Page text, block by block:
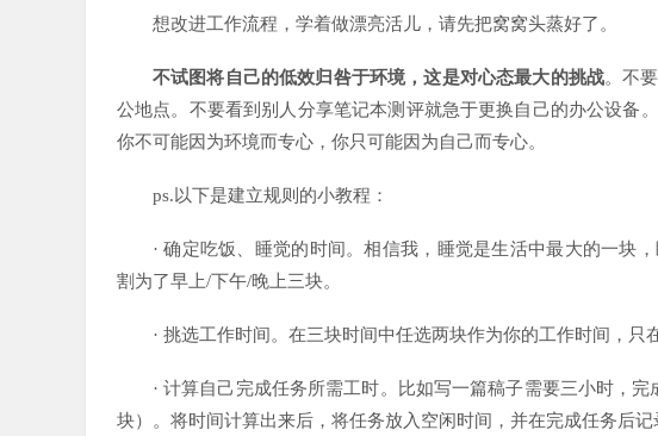
想改进工作流程，学着做漂亮活儿，请先把窝窝头蒸好了。
不试图将自己的低效归咎于环境，这是对心态最大的挑战。不
公地点。不要看到别人分享笔记本测评就急于更换自己的办公设备
你不可能因为环境而专心，你只可能因为自己而专心。
ps.以下是建立规则的小教程：
· 确定吃饭、睡觉的时间。相信我，睡觉是生活中最大的一块
割为了早上/下午/晚上三块。
· 挑选工作时间。在三块时间中任选两块作为你的工作时间，只
· 计算自己完成任务所需工时。比如写一篇稿子需要三小时，
块）。将时间计算出来后，将任务放入空闲时间，并在完成任务后记